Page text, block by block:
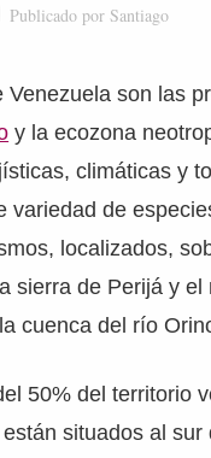
Publicado por Santiago
son las
y la ecozona
climáticas y
variedad de
localizados,
sierra de Perijá y el
cuenca del río
50% del territorio
situados al